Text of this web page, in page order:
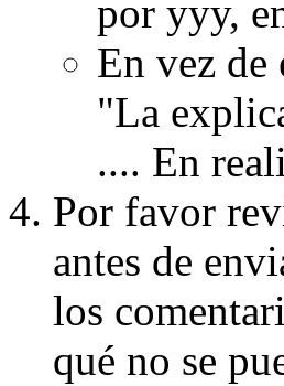
por yyy,
En vez
"La
.... En
Por favor
antes de
los
qué no se